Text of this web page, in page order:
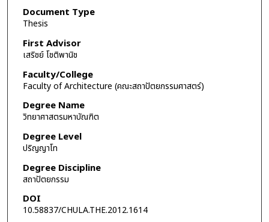
Document Type
Thesis
First Advisor
เสริชย์ โชติพานิช
Faculty/College
Faculty of Architecture (คณะสถาปัตยกรรมศาสตร์)
Degree Name
วิทยาศาสตรมหาบัณฑิต
Degree Level
ปริญญาโท
Degree Discipline
สถาปัตยกรรม
DOI
10.58837/CHULA.THE.2012.1614